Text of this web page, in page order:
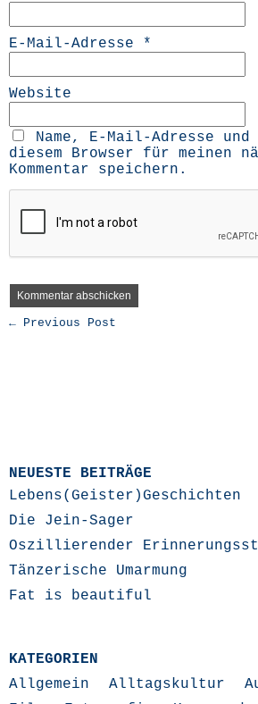
E-Mail-Adresse *
Website
Name, E-Mail-Adresse
diesem Browser für meinen
Kommentar speichern.
← Previous Post
NEUESTE BEITRÄGE
Lebens(Geister)Geschichten
Die Jein-Sager
Oszillierender
Tänzerische Umarmung
Fat is beautiful
KATEGORIEN
Allgemein
Alltagskultur